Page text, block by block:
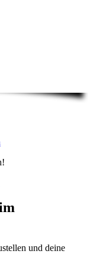
und deine